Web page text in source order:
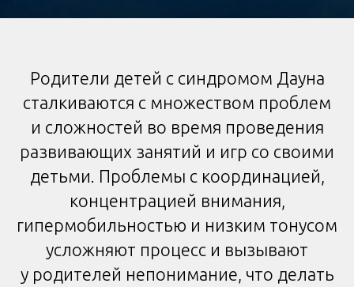
Родители детей с синдромом Дауна
сталкиваются с множеством проблем
и сложностей во время проведения
развивающих занятий и игр со своими
детьми. Проблемы с координацией,
концентрацией внимания,
гипермобильностью и низким тонусом
усложняют процесс и вызывают
у родителей непонимание, что делать